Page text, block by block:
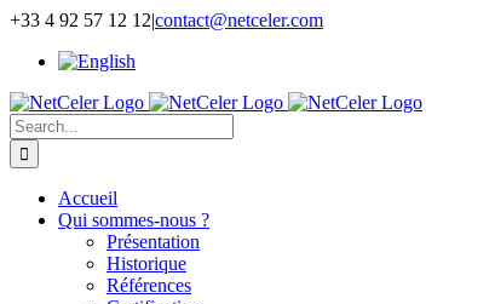
Skip
content
+33 4 92 57 12 12|contact@netceler.com
Search
for:
Accueil
Qui sommes-nous ?
Présentation
Historique
Références